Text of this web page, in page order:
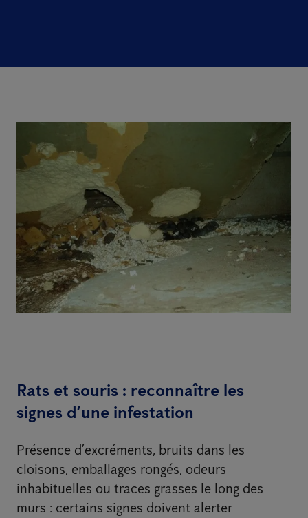
Rats et souris : reconnaître les
signes d’une infestation
Présence d’excréments, bruits dans les
cloisons, emballages rongés, odeurs
inhabituelles ou traces grasses le long des
murs : certains signes doivent alerter